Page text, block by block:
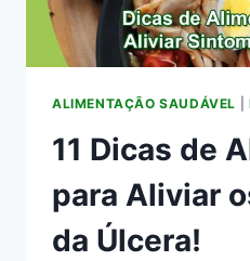
ALIMENTAÇÃO SAUDÁVEL
11 Dicas de
para Aliviar
da Úlcera!